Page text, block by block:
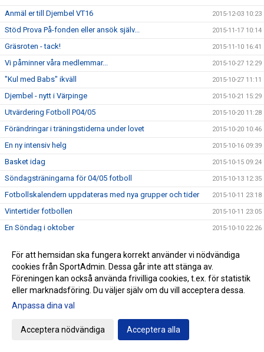
Anmäl er till Djembel VT16 2015-12-03 10:23
Stöd Prova På-fonden eller ansök själv... 2015-11-17 10:14
Gräsroten - tack! 2015-11-10 16:41
Vi påminner våra medlemmar... 2015-10-27 12:29
"Kul med Babs" ikväll 2015-10-27 11:11
Djembel - nytt i Värpinge 2015-10-21 15:29
Utvärdering Fotboll P04/05 2015-10-20 11:28
Förändringar i träningstiderna under lovet 2015-10-20 10:46
En ny intensiv helg 2015-10-16 09:39
Basket idag 2015-10-15 09:24
Söndagsträningarna för 04/05 fotboll 2015-10-13 12:35
Fotbollskalendern uppdateras med nya grupper och tider 2015-10-11 23:18
Vintertider fotbollen 2015-10-11 23:05
En Söndag i oktober 2015-10-10 22:26
Lördag 10 oktober 2015-10-09 23:32
Inga träningar 2015-10-08 07:31
Född 2011 och tycker det är kul m fotboll? 2015-10-07 14:39
Zumban ökar !
En händelserik lördag väntar..
För att hemsidan ska fungera korrekt använder vi nödvändiga
cookies från SportAdmin. Dessa går inte att stänga av.
Föreningen kan också använda frivilliga cookies, t.ex. för statistik
eller marknadsföring. Du väljer själv om du vill acceptera dessa.
Anpassa dina val
Acceptera nödvändiga Acceptera alla